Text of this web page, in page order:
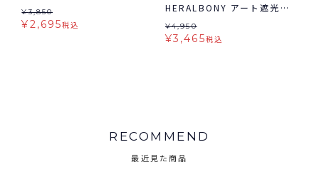
レラ 雨傘 長傘 ビニール傘
¥3,850
¥2,695税込
HERALBONY アート遮光日
傘 mini 日傘 折りたたみ ギ
フト対象 晴雨兼用
¥4,950
¥3,465税込
RECOMMEND
最近見た商品